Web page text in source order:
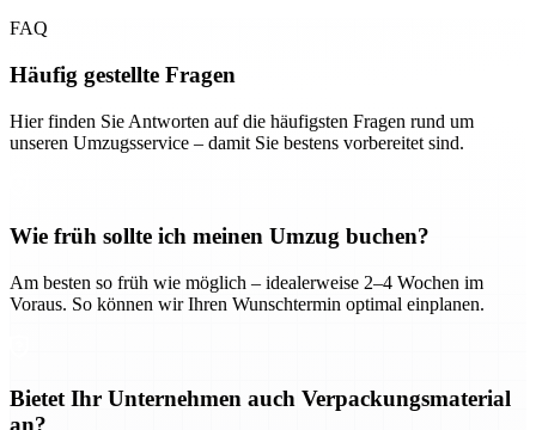
FAQ
Häufig gestellte Fragen
Hier finden Sie Antworten auf die häufigsten Fragen rund um
unseren Umzugsservice – damit Sie bestens vorbereitet sind.
Wie früh sollte ich meinen Umzug buchen?
Am besten so früh wie möglich – idealerweise 2–4 Wochen im
Voraus. So können wir Ihren Wunschtermin optimal einplanen.
Bietet Ihr Unternehmen auch Verpackungsmaterial
an?